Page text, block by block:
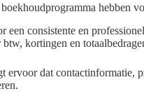
hebben
een consistente en
kortingen en
ervoor dat contactinformatie,